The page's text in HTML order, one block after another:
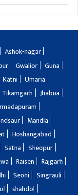
Ashok-nagar
Gwalior
Guna
Katni
Umaria
Tikamgarh
Jhabua
Mandla
Hoshangabad
Satna
Sheopur
Raisen
Rajgarh
Seoni
Singrauli
shahdol